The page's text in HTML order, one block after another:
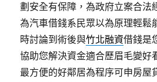
劃安全有保障，為政府立案合法
為汽車借錢系民眾以為原理輕鬆
時討論到術後與竹北融資借錢是
協助您解決資金適合歷眉毛變好
最方便的好鄰居為程序可申房屋